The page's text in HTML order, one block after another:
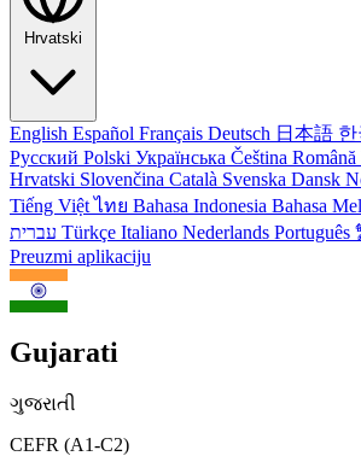
Hrvatski
English Español Français Deutsch 日本語 한
Русский Polski Українська Čeština Română
Hrvatski Slovenčina Català Svenska Dansk
Tiếng Việtไทย Bahasa Indonesia Bahasa
Türkçe Italiano Nederlands Português
Preuzmi aplikaciju
Gujarati
ગુજરાતી
CEFR (A1-C2)